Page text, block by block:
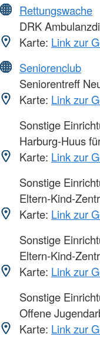
Rettungswache
DRK
Karte: Link zur
Seniorenclub
Seniorentreff
Karte: Link zur
Sonstige
Harburg-Huus
Karte: Link zur
Sonstige
Eltern-Kind-
Karte: Link zur
Sonstige
Eltern-Kind-
Karte: Link zur
Sonstige
Offene
Karte: Link zur